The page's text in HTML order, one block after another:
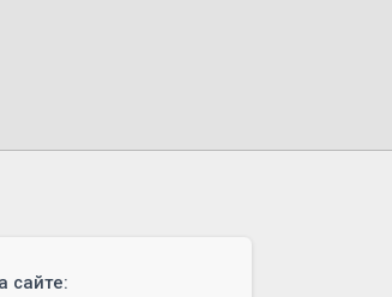
сайте: